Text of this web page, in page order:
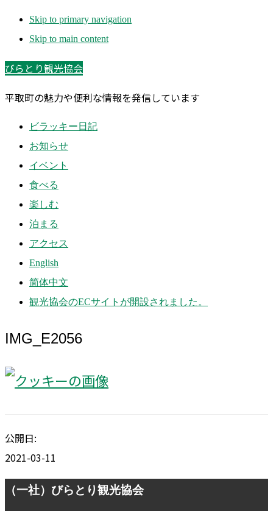
Skip to primary navigation
Skip to main content
びらとり観光協会
平取町の魅力や便利な情報を発信しています
ビラッキー日記
お知らせ
イベント
食べる
楽しむ
泊まる
アクセス
English
简体中文
観光協会のECサイトが開設されました。
IMG_E2056
公開日:
2021-03-11
Footer
（一社）びらとり観光協会